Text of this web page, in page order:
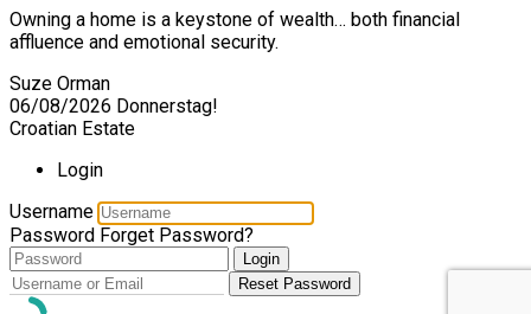
Owning a home is a keystone of wealth… both financial
affluence and emotional security.
Suze Orman
06/08/2026 Donnerstag!
Croatian Estate
Login
Username
Password Forget Password?
Login
Reset Password